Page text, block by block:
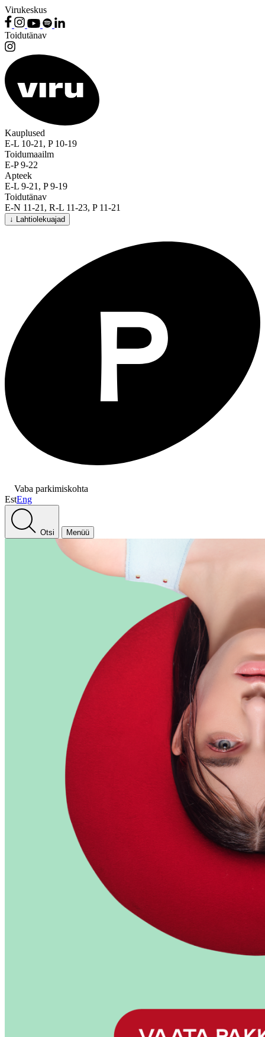
Virukeskus
Toidutänav
Kauplused
E-L 10-21, P 10-19
Toidumaailm
E-P 9-22
Apteek
E-L 9-21, P 9-19
Toidutänav
E-N 11-21, R-L 11-23, P 11-21
↓ Lahtiolekuajad
Vaba parkimiskohta
EstEng
Otsi Menüü